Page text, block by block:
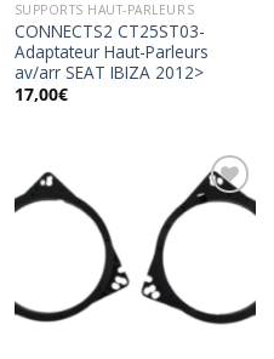
SUPPORTS HAUT-PARLEURS
CONNECTS2 CT25ST03-
Adaptateur Haut-Parleurs
av/arr SEAT IBIZA 2012>
17,00€